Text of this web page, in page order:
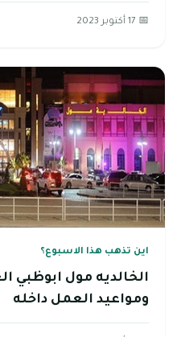
📅 17 أكتوبر 2023
اين تذهب هذا الاسبوع؟
الخالديه مول ابوظبي
ومواعيد العمل داخله